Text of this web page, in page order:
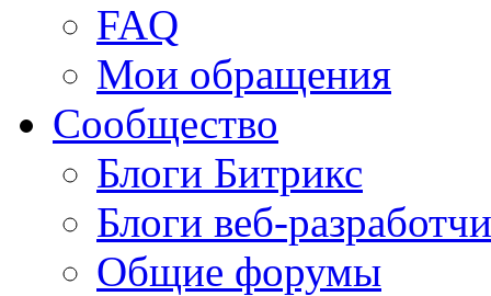
FAQ
Мои обращения
Сообщество
Блоги Битрикс
Блоги веб-
Общие форумы